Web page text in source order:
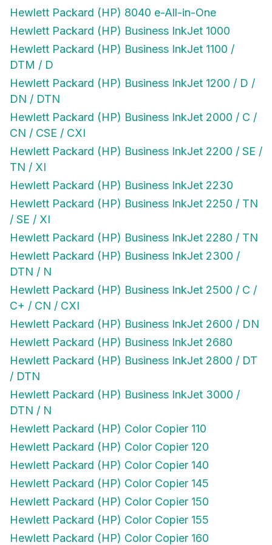
Hewlett Packard (HP) 8040 e-All-in-One
Hewlett Packard (HP) Business InkJet 1000
Hewlett Packard (HP) Business InkJet 1100 /
DTM / D
Hewlett Packard (HP) Business InkJet 1200 / D /
DN / DTN
Hewlett Packard (HP) Business InkJet 2000 / C /
CN / CSE / CXI
Hewlett Packard (HP) Business InkJet 2200 / SE /
TN / XI
Hewlett Packard (HP) Business InkJet 2230
Hewlett Packard (HP) Business InkJet 2250 / TN
/ SE / XI
Hewlett Packard (HP) Business InkJet 2280 / TN
Hewlett Packard (HP) Business InkJet 2300 /
DTN / N
Hewlett Packard (HP) Business InkJet 2500 / C /
C+ / CN / CXI
Hewlett Packard (HP) Business InkJet 2600 / DN
Hewlett Packard (HP) Business InkJet 2680
Hewlett Packard (HP) Business InkJet 2800 / DT
/ DTN
Hewlett Packard (HP) Business InkJet 3000 /
DTN / N
Hewlett Packard (HP) Color Copier 110
Hewlett Packard (HP) Color Copier 120
Hewlett Packard (HP) Color Copier 140
Hewlett Packard (HP) Color Copier 145
Hewlett Packard (HP) Color Copier 150
Hewlett Packard (HP) Color Copier 155
Hewlett Packard (HP) Color Copier 160